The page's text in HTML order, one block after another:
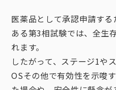
医薬品として承認申請す
ある第3相試験では、全生
れます。
したがって、ステージ1や
OSその他で有効性を示唆